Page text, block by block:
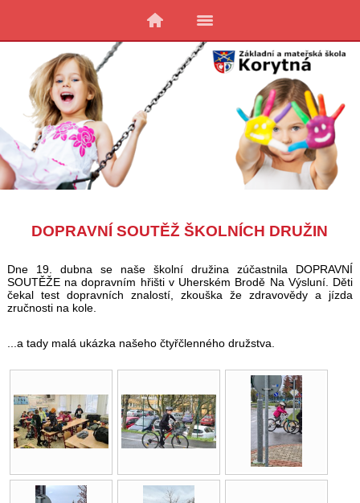
DOPRAVNÍ SOUTĚŽ ŠKOLNÍCH DRUŽIN
Dne 19. dubna se naše školní družina zúčastnila DOPRAVNÍ
SOUTĚŽE na dopravním hřišti v Uherském Brodě Na Výsluní. Děti
čekal test dopravních znalostí, zkouška že zdravovědy a jízda
zručnosti na kole.
...a tady malá ukázka našeho čtyřčlenného družstva.